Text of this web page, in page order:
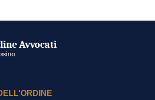
Avvocati